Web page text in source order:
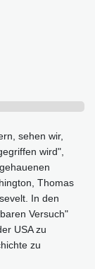
sehen wir,
wird",
Thomas
In den
Versuch"
USA zu
zu